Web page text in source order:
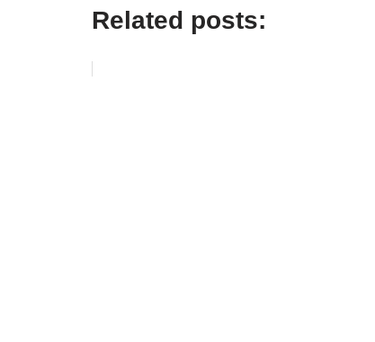
Related posts: